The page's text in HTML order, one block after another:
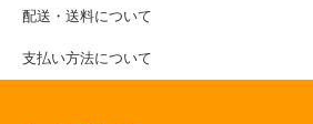
配送・送料について
支払い方法について